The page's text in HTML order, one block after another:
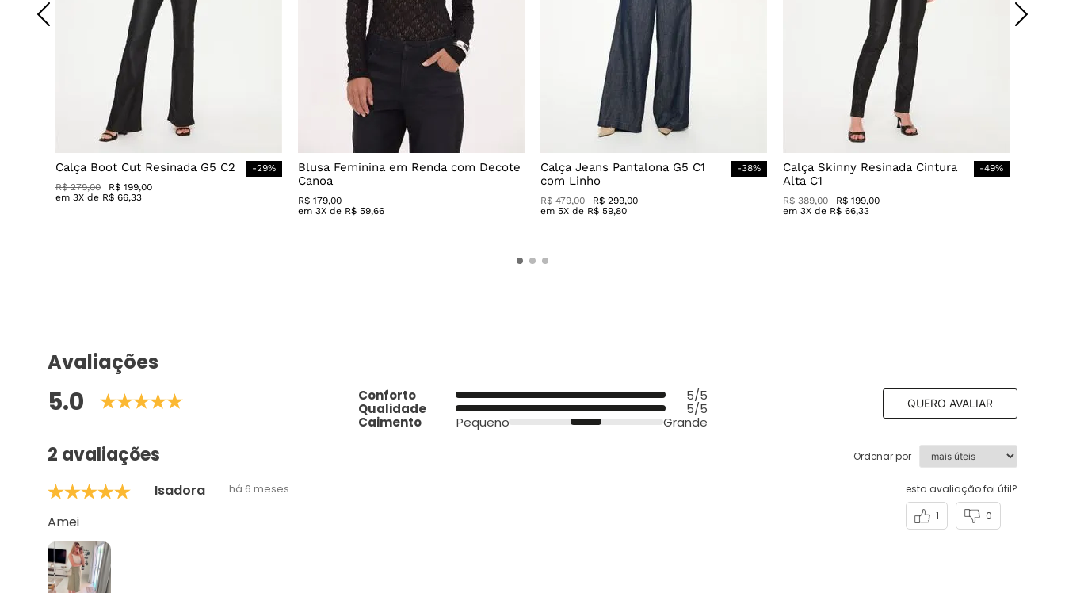
Calça Boot Cut Resinada G5 C2 -29%
R$ 279,00 R$ 199,00
em3X de R$ 66,33
Blusa Feminina em Renda com Decote
Canoa
R$ 179,00
em3X de R$ 59,66
Calça Jeans Pantalona G5 C1
com Linho
-38%
R$ 479,00 R$ 299,00
em 5X de R$ 59,80
Calça Skinny Resinada Cintura
Alta C1
-49%
R$ 389,00 R$ 199,00
em3X de R$ 66,33
Avaliações
5.0 Conforto
5/5
Qualidade
5/5
Caimento
Pequeno Grande
QUERO AVALIAR
2 avaliações Ordenar por
Isadora há 6 meses
Amei
esta avaliação foi útil?
1
0